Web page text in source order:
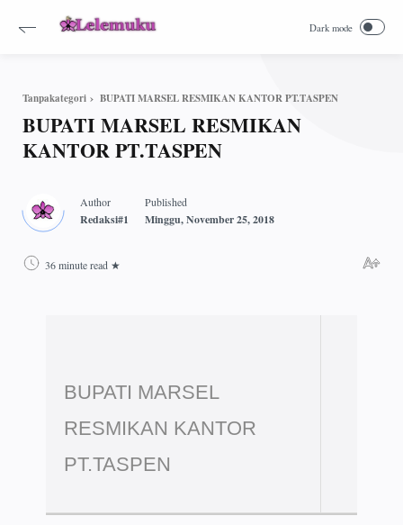
Tanpakategori BUPATI MARSEL RESMIKAN KANTOR PT.TASPEN
BUPATI MARSEL RESMIKAN
KANTOR PT.TASPEN
36 minute read
BUPATI MARSEL
RESMIKAN KANTOR
PT.TASPEN